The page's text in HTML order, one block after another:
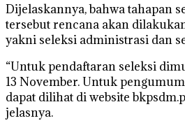
Dijelaskannya, bahwa tahapan
tersebut rencana akan
yakni seleksi administrasi dan
“Untuk pendaftaran seleksi
13 November. Untuk
dapat dilihat di website
jelasnya.